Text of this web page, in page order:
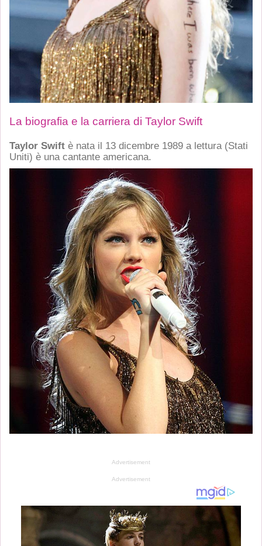
La biografia e la carriera di Taylor Swift
Taylor Swift è nata il 13 dicembre 1989 a lettura (Stati
Uniti) è una cantante americana.
Advertisement
Advertisement